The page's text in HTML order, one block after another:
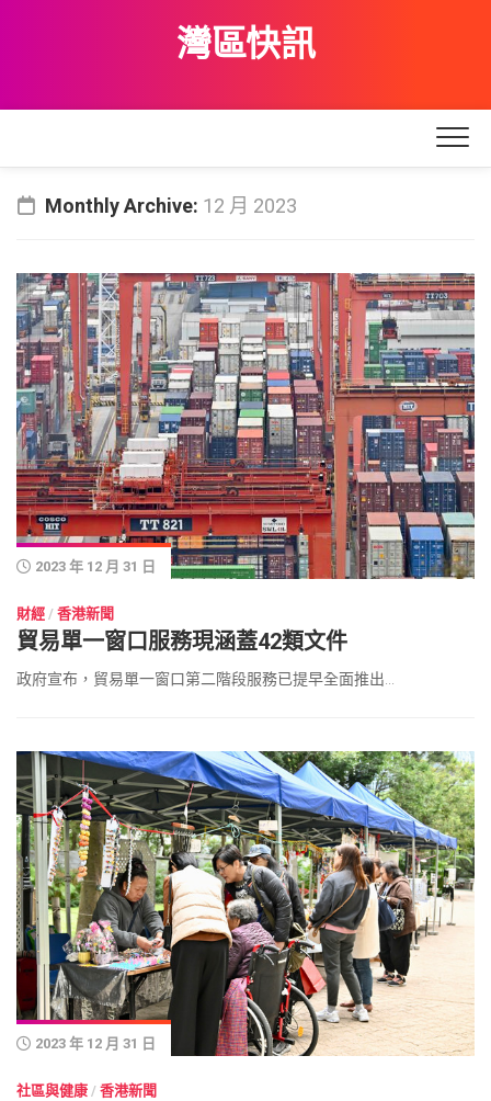
灣區快訊
Monthly Archive: 12 月 2023
2023 年 12 月 31 日
財經 / 香港新聞
貿易單一窗口服務現涵蓋42類文件
政府宣布，貿易單一窗口第二階段服務已提早全面推出...
2023 年 12 月 31 日
社區與健康 / 香港新聞